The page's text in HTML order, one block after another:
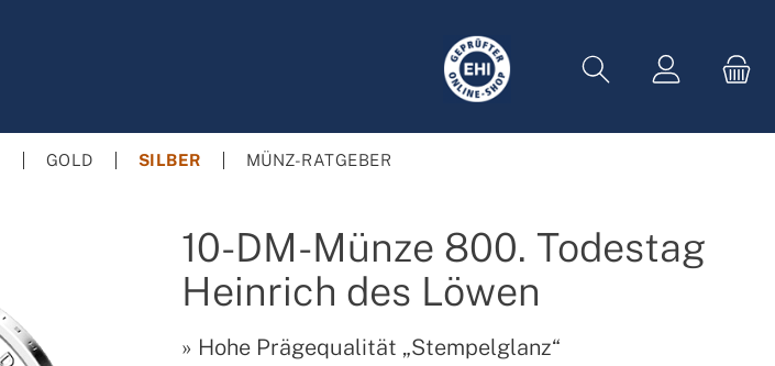
GOLD SILBER MÜNZ-RATGEBER
10-DM-Münze 800. Todestag
Heinrich des Löwen
» Hohe Prägequalität „Stempelglanz“